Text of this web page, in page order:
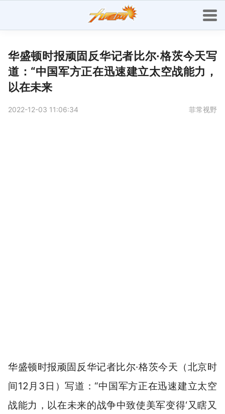
华盛顿时报顽固反华记者比尔·格茨今天写
道：“中国军方正在迅速建立太空战能力，
以在未来
2022-12-03 11:06:34 菲常视野
华盛顿时报顽固反华记者比尔·格茨今天（北京时
间12月3日）写道：“中国军方正在迅速建立太空
战能力，以在未来的战争中致使美军变得‘又瞎又